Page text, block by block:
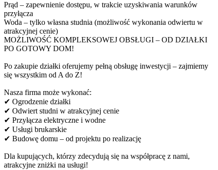
Prąd – zapewnienie dostępu, w trakcie uzyskiwania warunków
przyłącza
Woda – tylko własna studnia (możliwość wykonania odwiertu w
atrakcyjnej cenie)
MOŻLIWOŚĆ KOMPLEKSOWEJ OBSŁUGI – OD DZIAŁKI
PO GOTOWY DOM!
Po zakupie działki oferujemy pełną obsługę inwestycji – zajmiemy
się wszystkim od A do Z!
Nasza firma może wykonać:
✔ Ogrodzenie działki
✔ Odwiert studni w atrakcyjnej cenie
✔ Przyłącza elektryczne i wodne
✔ Usługi brukarskie
✔ Budowę domu – od projektu po realizację
Dla kupujących, którzy zdecydują się na współpracę z nami,
atrakcyjne zniżki na usługi!